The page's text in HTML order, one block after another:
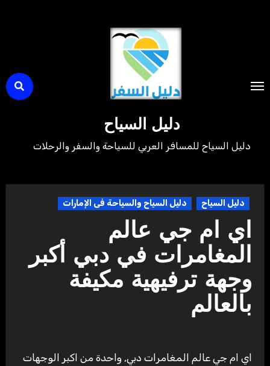
دليل السياح
دليل السياح للمسافر العربي للسياحة والسفر والرحلات
دليل السياح دليل السياح والسياحة فى الإمارات
اي ام جي عالم
المغامرات في دبي أكبر
وجهة ترفيهية مكيفة
بالعالم